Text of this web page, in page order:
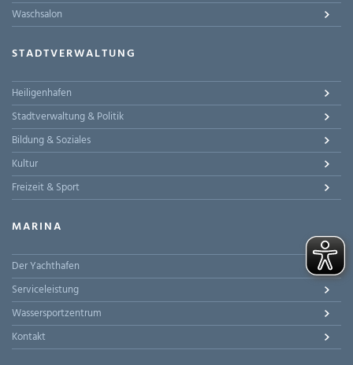
Waschsalon
STADTVERWALTUNG
Heiligenhafen
Stadtverwaltung & Politik
Bildung & Soziales
Kultur
Freizeit & Sport
MARINA
Der Yachthafen
Serviceleistung
Wassersportzentrum
Kontakt